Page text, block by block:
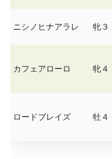
ニシノヒナアラレ 牝３
カフェアローロ 牝４
ロードブレイズ 牡４